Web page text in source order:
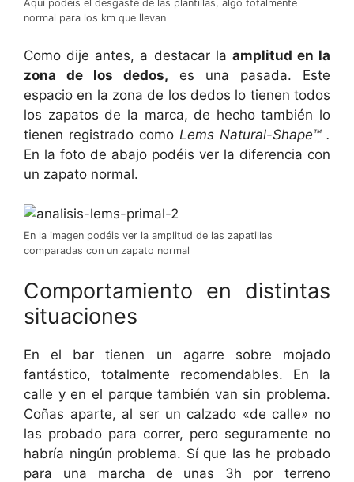
Aquí podéis el desgaste de las plantillas, algo totalmente
normal para los km que llevan
Como dije antes, a destacar la amplitud en la
zona de los dedos, es una pasada. Este
espacio en la zona de los dedos lo tienen todos
los zapatos de la marca, de hecho también lo
tienen registrado como Lems Natural-Shape™ .
En la foto de abajo podéis ver la diferencia con
un zapato normal.
En la imagen podéis ver la amplitud de las zapatillas
comparadas con un zapato normal
Comportamiento en distintas
situaciones
En el bar tienen un agarre sobre mojado
fantástico, totalmente recomendables. En la
calle y en el parque también van sin problema.
Coñas aparte, al ser un calzado «de calle» no
las probado para correr, pero seguramente no
habría ningún problema. Sí que las he probado
para una marcha de unas 3h por terreno